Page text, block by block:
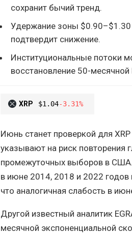
сохранит бычий тренд.
Удержание зоны $0.90–$1.30
подтвердит снижение.
Институциональные потоки
восстановление 50-месячной
XRP $1.04-3.31%
Июнь станет проверкой для
указывают на риск повторения
промежуточных выборов в США.
в июне 2014, 2018 и 2022 годов
что аналогичная слабость в
Другой известный аналитик
месячной экспоненциальной